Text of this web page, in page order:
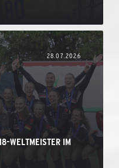
28.07.2026
WELTMEISTER IM